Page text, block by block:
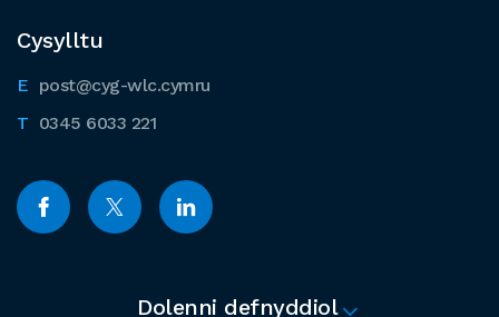
Cysylltu
post@cyg-wlc.cymru
0345 6033 221
Dolenni defnyddiol